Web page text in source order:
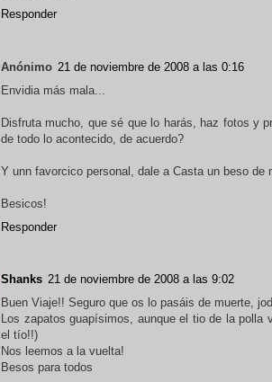
Responder
Anónimo 21 de noviembre de 2008 a las 0:16
Envidia más mala...
Disfruta mucho, que sé que lo harás, haz fotos y
de todo lo acontecido, de acuerdo?
Y unn favorcico personal, dale a Casta un beso de
Besicos!
Responder
Shanks 21 de noviembre de 2008 a las 9:02
Buen Viaje!! Seguro que os lo pasáis de muerte,
Los zapatos guapísimos, aunque el tio de la
el tío!!)
Nos leemos a la vuelta!
Besos para todos